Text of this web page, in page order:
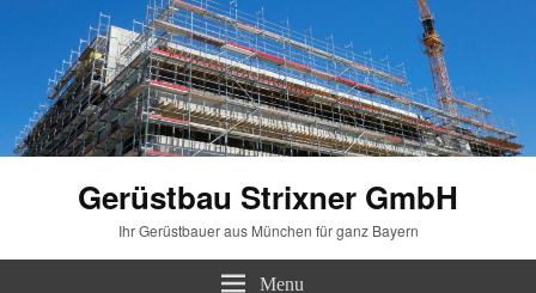
Gerüstbau Strixner GmbH
Ihr Gerüstbauer aus München für ganz Bayern
Menu